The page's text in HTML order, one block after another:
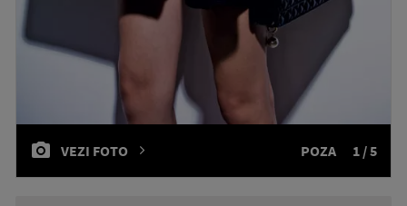
VEZI FOTO POZA 1 / 5